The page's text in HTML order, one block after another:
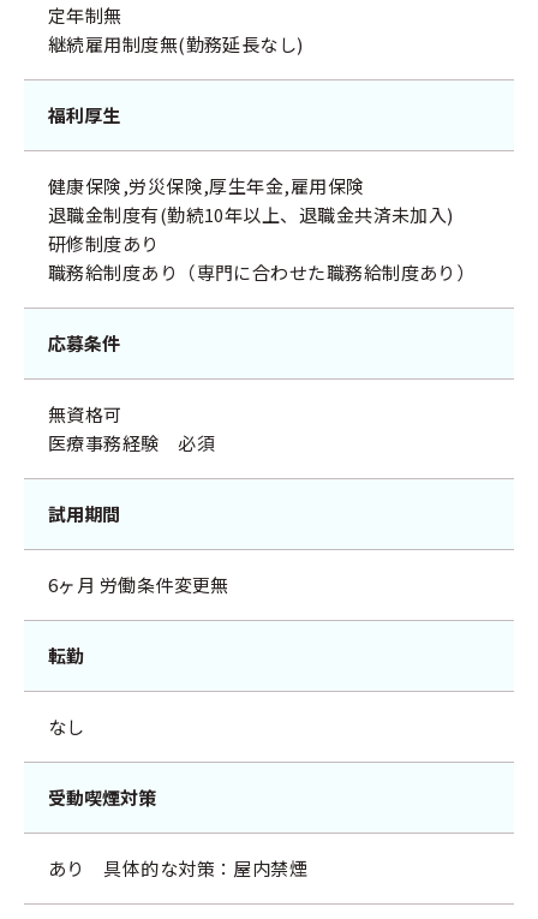
定年制無
継続雇用制度無(勤務延長なし)
福利厚生
健康保険,労災保険,厚生年金,雇用保険
退職金制度有(勤続10年以上、退職金共済未加入)
研修制度あり
職務給制度あり（専門に合わせた職務給制度あり）
応募条件
無資格可
医療事務経験 必須
試用期間
6ヶ月 労働条件変更無
転勤
なし
受動喫煙対策
あり 具体的な対策：屋内禁煙